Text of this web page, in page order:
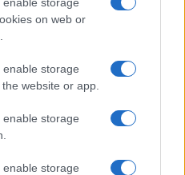
on web or
storage
website or app.
storage
storage